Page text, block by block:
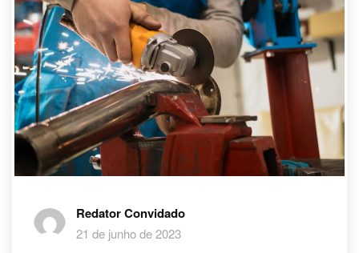
Redator Convidado
21 de junho de 2023